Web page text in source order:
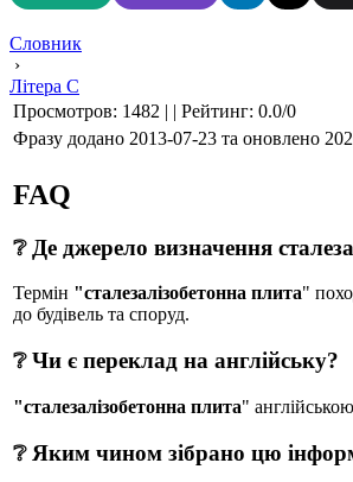
Словник
›
Літера С
Просмотров: 1482 | | Рейтинг: 0.0/0
Фразу додано 2013-07-23 та оновлено
FAQ
❔ Де джерело визначення
Термін "сталезалізобетонна плита"
до будівель та споруд.
❔ Чи є переклад на англійську?
"сталезалізобетонна плита"
❔ Яким чином зібрано цю